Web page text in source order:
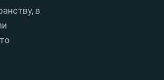
в